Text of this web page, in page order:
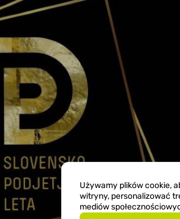
Używamy plików cookie,
witryny, personalizować
mediów